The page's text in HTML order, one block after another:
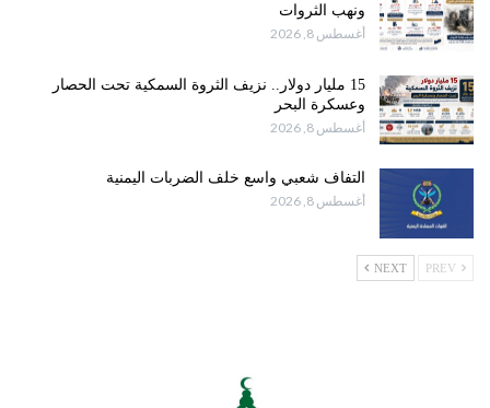
ونهب الثروات
أغسطس 8, 2026
15 مليار دولار.. نزيف الثروة السمكية تحت الحصار
وعسكرة البحر
أغسطس 8, 2026
التفاف شعبي واسع خلف الضربات اليمنية
أغسطس 8, 2026
NEXT